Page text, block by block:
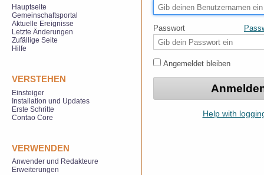
Passwort
Angemeldet bleiben
Help with
Hauptseite
Gemeinschaftsportal
Aktuelle Ereignisse
Letzte Änderungen
Zufällige Seite
Hilfe
VERSTEHEN
Einsteiger
Installation und Updates
Erste Schritte
Contao Core
VERWENDEN
Anwender und Redakteure
Erweiterungen